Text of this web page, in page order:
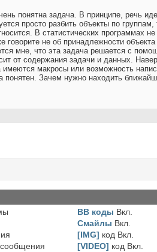
понятна задача. В принципе, речь
просто разбить объекты по
В статистических программах
говорите не об принадлежности
мне, что эта задача решается с
от содержания задачи и данных.
имеются макросы или возможность
понятен. Зачем нужно находить
сообщения
BB коды Вкл.
Смайлы Вкл.
[IMG] код Вкл.
[VIDEO] код Вкл.